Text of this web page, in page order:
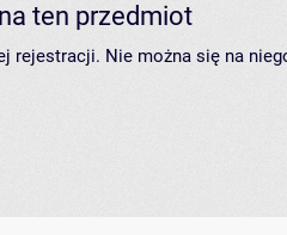
ten przedmiot
rejestracji. Nie można się na